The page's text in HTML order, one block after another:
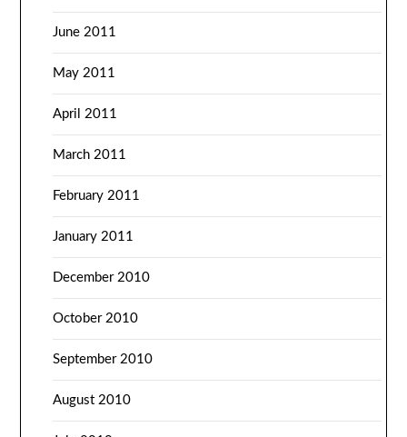
June 2011
May 2011
April 2011
March 2011
February 2011
January 2011
December 2010
October 2010
September 2010
August 2010